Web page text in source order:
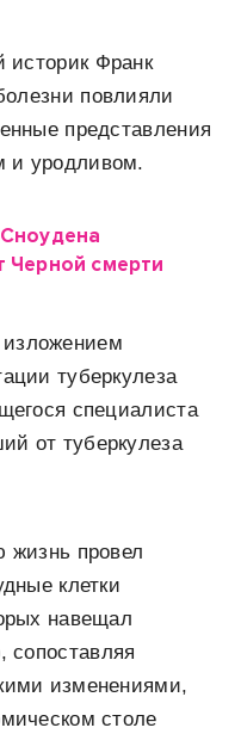
историк Франк
повлияли
представления
и уродливом.
Черной смерти
туберкулеза
специалиста
от туберкулеза
жизнь провел
клетки
навещал
сопоставляя
изменениями,
столе